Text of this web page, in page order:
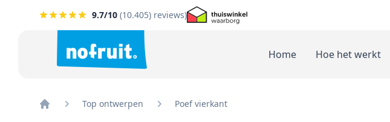
9.7/10 (10.405) reviews)
Home Hoe het werkt
Top ontwerpen Poef vierkant